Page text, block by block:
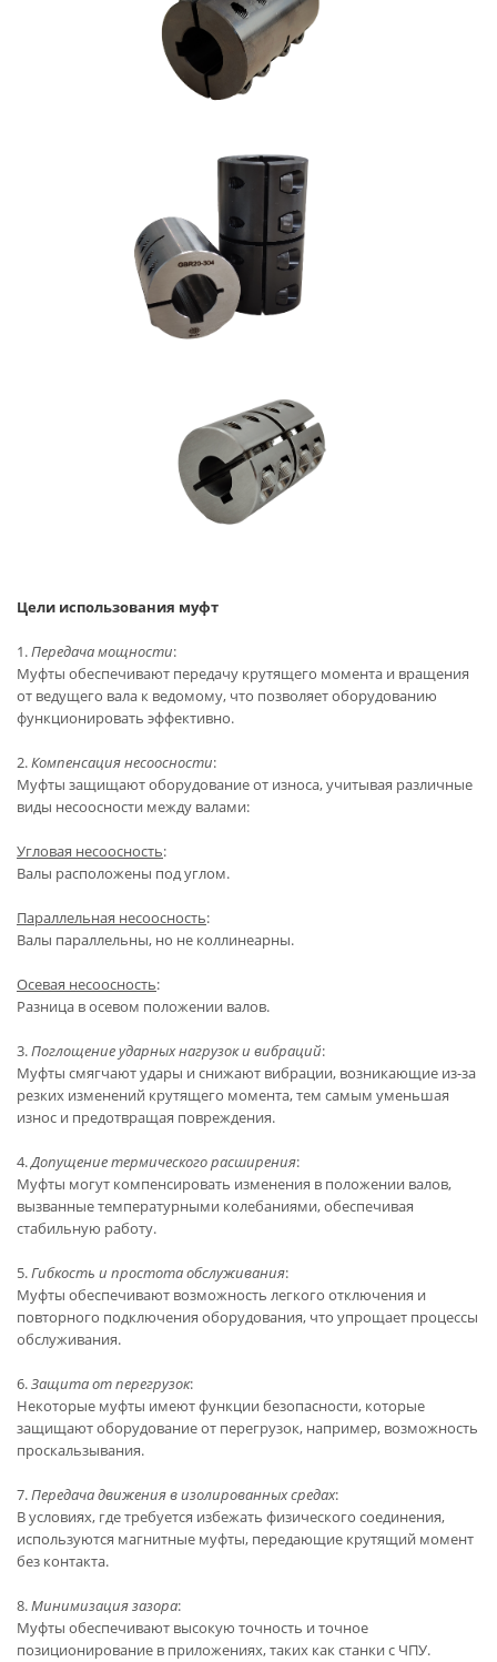
Цели использования муфт
1.Передача мощности:
Муфты обеспечивают передачу крутящего момента и вращения
от ведущего вала к ведомому, что позволяет оборудованию
функционировать эффективно.
2.Компенсация несоосности:
Муфты защищают оборудование от износа, учитывая различные
виды несоосности между валами:
Угловая несоосность:
Валы расположены под углом.
Параллельная несоосность:
Валы параллельны, но не коллинеарны.
Осевая несоосность:
Разница в осевом положении валов.
3.Поглощение ударных нагрузок и вибраций:
Муфты смягчают удары и снижают вибрации, возникающие из-за
резких изменений крутящего момента, тем самым уменьшая
износ и предотвращая повреждения.
4.Допущение термического расширения:
Муфты могут компенсировать изменения в положении валов,
вызванные температурными колебаниями, обеспечивая
стабильную работу.
5.Гибкость и простота обслуживания:
Муфты обеспечивают возможность легкого отключения и
повторного подключения оборудования, что упрощает процессы
обслуживания.
6.Защита от перегрузок:
Некоторые муфты имеют функции безопасности, которые
защищают оборудование от перегрузок, например, возможность
проскальзывания.
7.Передача движения в изолированных средах:
В условиях, где требуется избежать физического соединения,
используются магнитные муфты, передающие крутящий момент
без контакта.
8.Минимизация зазора:
Муфты обеспечивают высокую точность и точное
позиционирование в приложениях, таких как станки с ЧПУ.